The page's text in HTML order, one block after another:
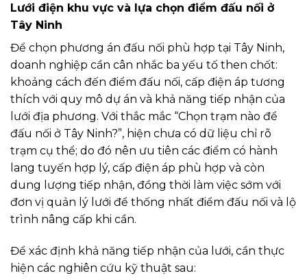
Lưới điện khu vực và lựa chọn điểm đấu nối ở
Tây Ninh
Để chọn phương án đấu nối phù hợp tại Tây Ninh,
doanh nghiệp cần cân nhắc ba yếu tố then chốt:
khoảng cách đến điểm đấu nối, cấp điện áp tương
thích với quy mô dự án và khả năng tiếp nhận của
lưới địa phương. Với thắc mắc “Chọn trạm nào để
đấu nối ở Tây Ninh?”, hiện chưa có dữ liệu chỉ rõ
trạm cụ thể; do đó nên ưu tiên các điểm có hành
lang tuyến hợp lý, cấp điện áp phù hợp và còn
dung lượng tiếp nhận, đồng thời làm việc sớm với
đơn vị quản lý lưới để thống nhất điểm đấu nối và lộ
trình nâng cấp khi cần.
Để xác định khả năng tiếp nhận của lưới, cần thực
hiện các nghiên cứu kỹ thuật sau: